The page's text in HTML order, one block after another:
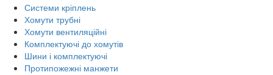
Системи кріплень
Хомути трубні
Хомути вентиляційні
Комплектуючі до хомутів
Шини і комплектуючі
Протипожежні манжети